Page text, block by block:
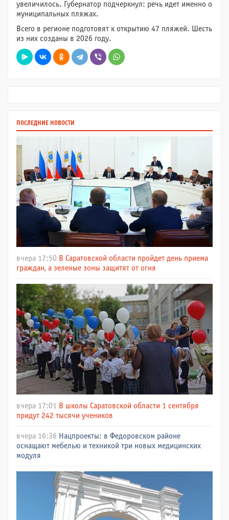
увеличилось. Губернатор подчеркнул: речь идет именно о
муниципальных пляжах.
Всего в регионе подготовят к открытию 47 пляжей. Шесть
из них созданы в 2026 году.
ПОСЛЕДНИЕ НОВОСТИ
вчера 17:50 В Саратовской области пройдет день приема
граждан, а зеленые зоны защитят от огня
вчера 17:01 В школы Саратовской области 1 сентября
придут 242 тысячи учеников
вчера 16:36 Нацпроекты: в Федоровском районе
оснащают мебелью и техникой три новых медицинских
модуля